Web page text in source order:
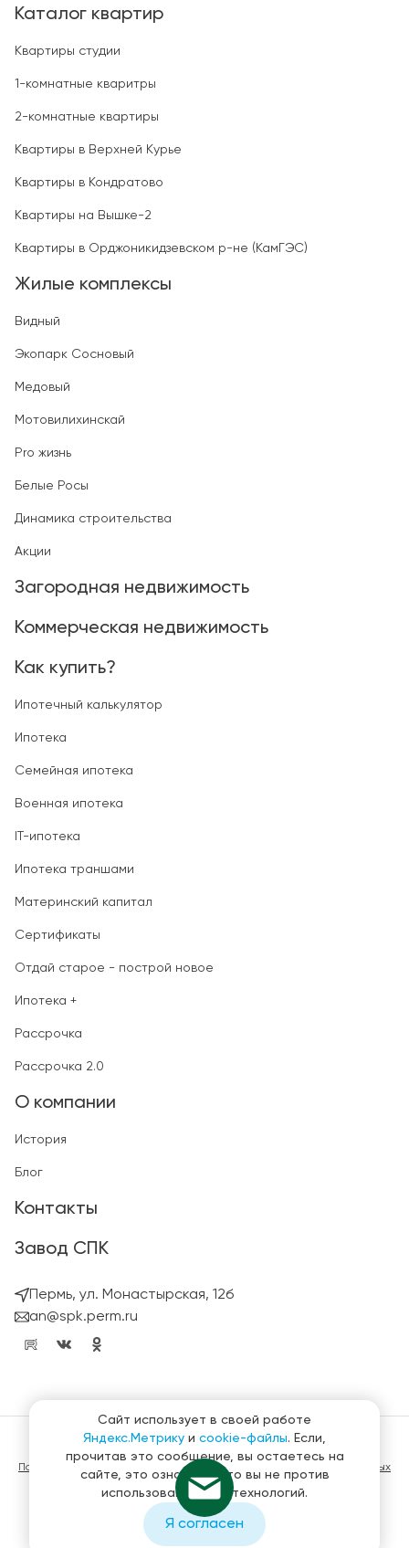
Каталог квартир
Квартиры студии
1-комнатные кваритры
2-комнатные квартиры
Квартиры в Верхней Курье
Квартиры в Кондратово
Квартиры на Вышке-2
Квартиры в Орджоникидзевском р-не (КамГЭС)
Жилые комплексы
Видный
Экопарк Сосновый
Медовый
Мотовилихинскай
Pro жизнь
Белые Росы
Динамика строительства
Акции
Загородная недвижимость
Коммерческая недвижимость
Как купить?
Ипотечный калькулятор
Ипотека
Семейная ипотека
Военная ипотека
IT-ипотека
Ипотека траншами
Материнский капитал
Сертификаты
Отдай старое - построй новое
Ипотека +
Рассрочка
Рассрочка 2.0
О компании
История
Блог
Контакты
Завод СПК
Пермь, ул. Монастырская, 12б
an@spk.perm.ru
© ГК СтройПанельКомплект 2023 – 2026
Политика конфиденциальности в отношении обработки персональных
данных
Материалы, представленные на сайте не являются публичной
офертой
Создание и продвижение сайтов
Сайт использует в своей работе
Яндекс.Метрику и cookie-файлы. Если,
прочитав это сообщение, вы остаетесь на
сайте, это означает, что вы не против
использования этих технологий.
Я согласен